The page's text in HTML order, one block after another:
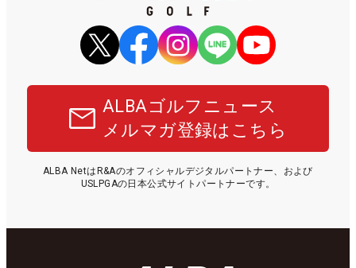
ALBAゴルフニュース
メルマガ登録はこちら
ALBA NetはR&Aのオフィシャルデジタルパートナー、および
USLPGAの日本公式サイトパートナーです。